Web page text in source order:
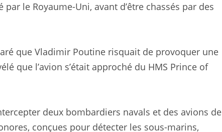
le Royaume-Uni, avant d’être chassés par des
que Vladimir Poutine risquait de provoquer une
que l’avion s’était approché du HMS Prince of
deux bombardiers navals et des avions de
conçues pour détecter les sous-marins,